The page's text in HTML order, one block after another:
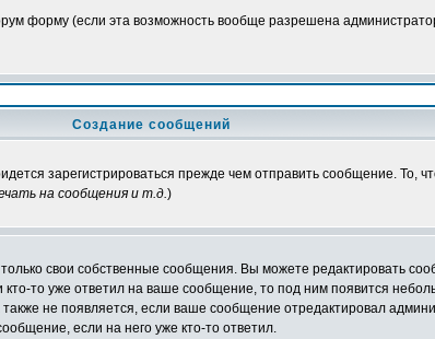
форму (если эта возможность вообще разрешена
Создание сообщений
зарегистрироваться прежде чем отправить сообщение. То,
на сообщения и т.д.)
свои собственные сообщения. Вы можете редактировать
то уже ответил на ваше сообщение, то под ним появится
не появляется, если ваше сообщение отредактировал
если на него уже кто-то ответил.